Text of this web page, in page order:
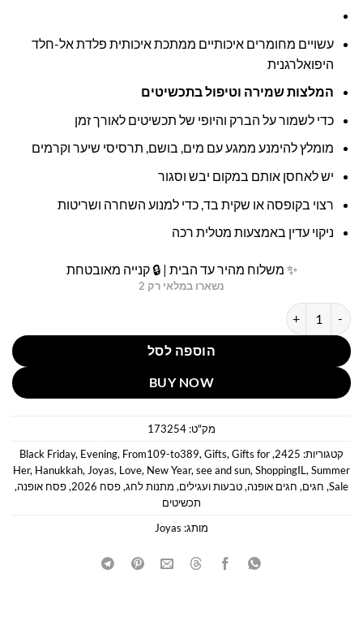
עשויים מחומרים איכותיים ממתכת איכותית פלדת אל-חלד
היפואלרגנית
המלצות שמירה וטיפול בתכשיטים
כדי לשמור על הברק והיופי של תכשיטים לאורך זמן
מומלץ להימנע ממגע עם מים, בושם, תרסיסי שיער וקרמים
יש לאחסן אותם במקום יבש וסגור
רצוי בקופסה או שקית בד, כדי למנוע השחרה ושריטות
ניקוי עדין באמצעות מטלית רכה
✨ משלוח מהיר עד הבית | 🔒 קנייה מאובטחת
נשארו במלאי רק 2
כמות של טבעת רחבה רויאל גלאם משובץ קריסטלים צבע כסף ג'ויה
הוספה לסל
BUY NOW
מק"ט: 173254
קטגוריות: 2425
,
Black Friday, Evening, From109-to389, Gifts, Gifts for
Her, Hanukkah, Joyas, Love, New Year, see and sun, ShoppingIL, Summer
Sale
, חגים, חגים אופנה,טבעות ועגילים, מתנות לחג,פסח 2026 ,פסח אופנה,
תכשיטים
מותג: Joyas